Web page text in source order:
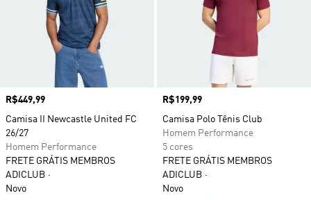
Preço
R$449,99
Camisa II Newcastle United FC
26/27
Homem Performance
FRETE GRÁTIS MEMBROS
ADICLUB
Novo
Preço
R$199,99
Camisa Polo Tênis Club
Homem Performance
5 cores
FRETE GRÁTIS MEMBROS
ADICLUB
Novo